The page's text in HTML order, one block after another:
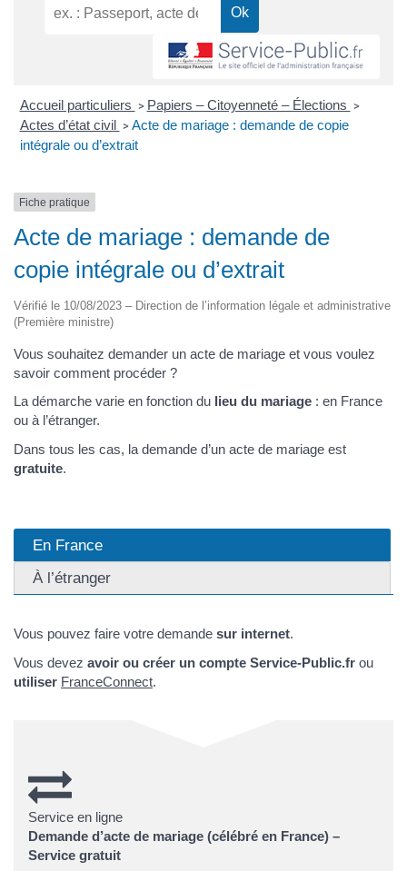
Accueil particuliers > Papiers – Citoyenneté – Élections >
Actes d’état civil > Acte de mariage : demande de copie
intégrale ou d’extrait
Fiche pratique
Acte de mariage : demande de
copie intégrale ou d’extrait
Vérifié le 10/08/2023 – Direction de l’information légale et administrative
(Première ministre)
Vous souhaitez demander un acte de mariage et vous voulez
savoir comment procéder ?
La démarche varie en fonction du lieu du mariage : en France
ou à l’étranger.
Dans tous les cas, la demande d’un acte de mariage est
gratuite.
En France
À l’étranger
Vous pouvez faire votre demande sur internet.
Vous devez avoir ou créer un compte Service-Public.fr ou
utiliser FranceConnect.
Service en ligne
Demande d’acte de mariage (célébré en France) –
Service gratuit